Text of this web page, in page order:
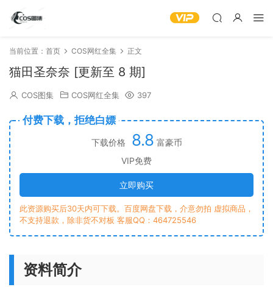
当前位置： 首页 COS网红全集 正文
猫田圣奈奈 [更新至 8 期]
COS图集 COS网红全集 397
付费下载，拒绝白嫖
下载价格 8.8 富豪币
VIP免费
立即购买
此资源购买后30天内可下载。百度网盘下载，介意勿拍 虚拟商品，
不支持退款，除非货不对板 客服QQ：464725546
资料简介